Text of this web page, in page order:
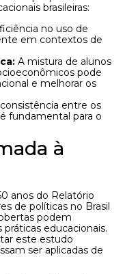
brasileiras:
no uso de
em contextos de
A mistura de alunos
pode
e melhorar os
entre os
fundamental para o
à
anos do Relatório
de políticas no Brasil
podem
educacionais.
este estudo
ser aplicadas de